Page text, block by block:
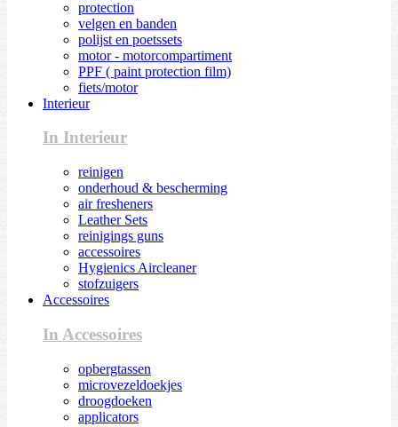
protection
velgen en banden
polijst en poetssets
motor - motorcompartiment
PPF ( paint protection film)
fiets/motor
Interieur
In Interieur
reinigen
onderhoud & bescherming
air fresheners
Leather Sets
reinigings guns
accessoires
Hygienics Aircleaner
stofzuigers
Accessoires
In Accessoires
opbergtassen
microvezeldoekjes
droogdoeken
applicators